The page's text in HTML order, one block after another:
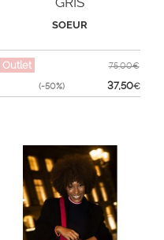
SOEUR
Outlet
(-50%)
75,00€
37,50€